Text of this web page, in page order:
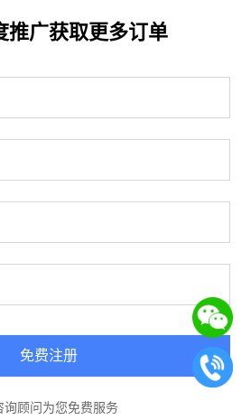
推广获取更多订单
免费注册
询顾问为您免费服务